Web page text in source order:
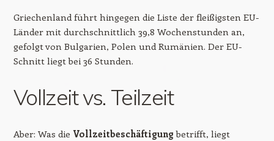
Griechenland führt hingegen die Liste der fleißigsten EU-
Länder mit durchschnittlich 39,8 Wochenstunden an,
gefolgt von Bulgarien, Polen und Rumänien. Der EU-
Schnitt liegt bei 36 Stunden.
Vollzeit vs. Teilzeit
Aber: Was die Vollzeitbeschäftigung betrifft, liegt